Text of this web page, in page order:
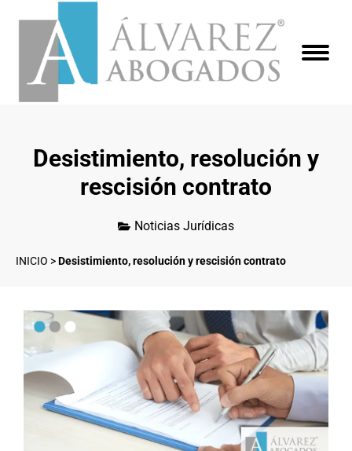
Desistimiento, resolución y
rescisión contrato
Noticias Jurídicas
INICIO >Desistimiento, resolución y rescisión contrato